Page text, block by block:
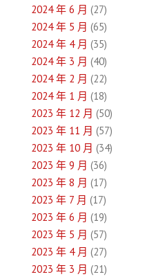
2024 年 6 月 (27)
2024 年 5 月 (65)
2024 年 4 月 (35)
2024 年 3 月 (40)
2024 年 2 月 (22)
2024 年 1 月 (18)
2023 年 12 月 (50)
2023 年 11 月 (57)
2023 年 10 月 (34)
2023 年 9 月 (36)
2023 年 8 月 (17)
2023 年 7 月 (17)
2023 年 6 月 (19)
2023 年 5 月 (57)
2023 年 4 月 (27)
2023 年 3 月 (21)